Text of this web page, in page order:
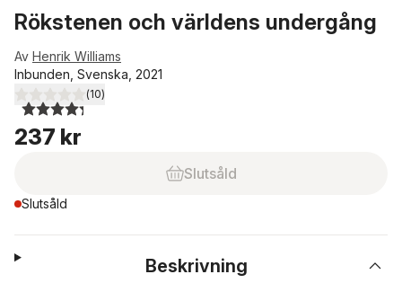
Rökstenen och världens undergång
Av Henrik Williams
Inbunden, Svenska, 2021
4,3utav 5 stjärnor. Totalt antal röster:
(10)
237 kr
Slutsåld
Slutsåld
Beskrivning